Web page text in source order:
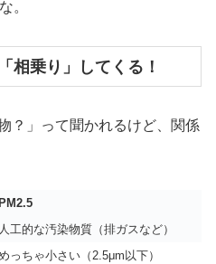
。
相乗り」してくる！
？」って聞かれるけど、関係
PM2.5
人工的な汚染物質（排ガスなど）
っちゃ小さい（2.5μm以下）